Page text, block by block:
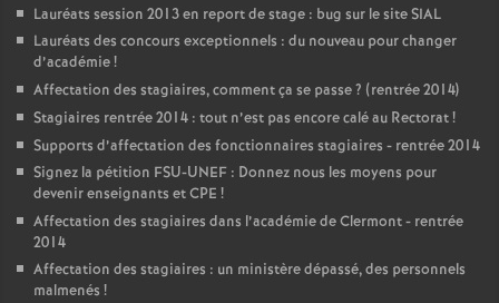
Lauréats session 2013 en report de stage : bug sur le site SIAL
Lauréats des concours exceptionnels : du nouveau pour changer
d’académie!
Affectation des stagiaires, comment ça se passe? (rentrée 2014)
Stagiaires rentrée 2014 : tout n’est pas encore calé au Rectorat!
Supports d’affectation des fonctionnaires stagiaires - rentrée 2014
Signez la pétition FSU-UNEF : Donnez nous les moyens pour
devenir enseignants et CPE !
Affectation des stagiaires dans l’académie de Clermont - rentrée
2014
Affectation des stagiaires : un ministère dépassé, des personnels
malmenés !